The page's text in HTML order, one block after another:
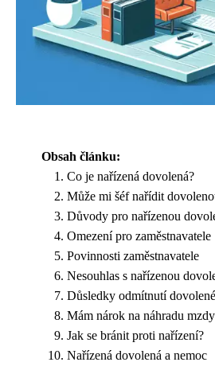
Obsah článku:
Co je nařízená dovolená?
Může mi šéf nařídit
Důvody pro nařízenou
Omezení pro zaměstnavatele
Povinnosti zaměstnavatele
Nesouhlas s nařízenou
Důsledky odmítnutí dovolené
Mám nárok na náhradu
Jak se bránit proti nařízení?
Nařízená dovolená a nemoc